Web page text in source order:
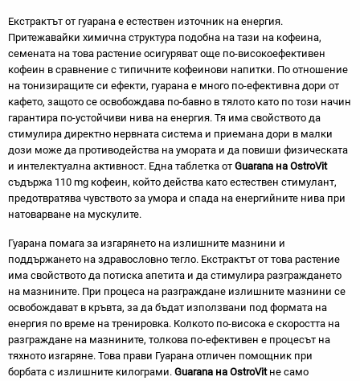
Екстрактът от гуарана е естествен източник на енергия.
Притежавайки химична структура подобна на тази на кофеина,
семената на това растение осигуряват още по-високоефективен
кофеин в сравнение с типичните кофеинови напитки. По отношение
на тонизиращите си ефекти, гуарана е много по-ефективна дори от
кафето, защото се освобождава по-бавно в тялото като по този начин
гарантира по-устойчиви нива на енергия. Тя има свойството да
стимулира директно нервната система и приемана дори в малки
дози може да противодейства на умората и да повиши физическата
и интелектуална активност. Една таблетка от Guarana на OstroVit
съдържа 110 mg кофеин, който действа като естествен стимулант,
предотвратява чувството за умора и спада на енергийните нива при
натоварване на мускулите.
Гуарана помага за изгарянето на излишните мазнини и
поддържането на здравословно тегло. Екстрактът от това растение
има свойството да потиска апетита и да стимулира разграждането
на мазнините. При процеса на разграждане излишните мазнини се
освобождават в кръвта, за да бъдат използвани под формата на
енергия по време на тренировка. Колкото по-висока е скоростта на
разграждане на мазнините, толкова по-ефективен е процесът на
тяхното изгаряне. Това прави Гуарана отличен помощник при
борбата с излишните килограми. Guarana на OstroVitне само